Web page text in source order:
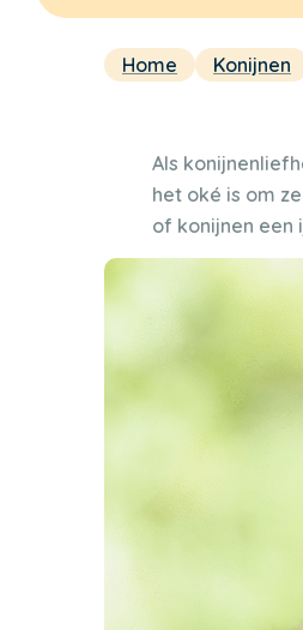
Home Konijnen
Als
het oké is om
of konijnen een